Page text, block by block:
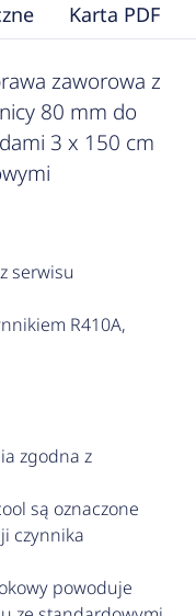
Karta PDF
zaworowa z
80 mm do
3 x 150 cm
serwisu
R410A,
zgodna z
są oznaczone
czynnika
powoduje